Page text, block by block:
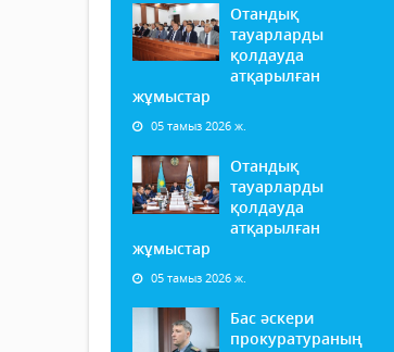
Отандық
тауарларды
қолдауда
атқарылған
жұмыстар
05 тамыз 2026 ж.
Отандық
тауарларды
қолдауда
атқарылған
жұмыстар
05 тамыз 2026 ж.
Бас әскери
прокуратураның